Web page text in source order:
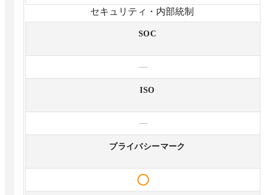
セキュリティ・内部統制
SOC
—
ISO
—
プライバシーマーク